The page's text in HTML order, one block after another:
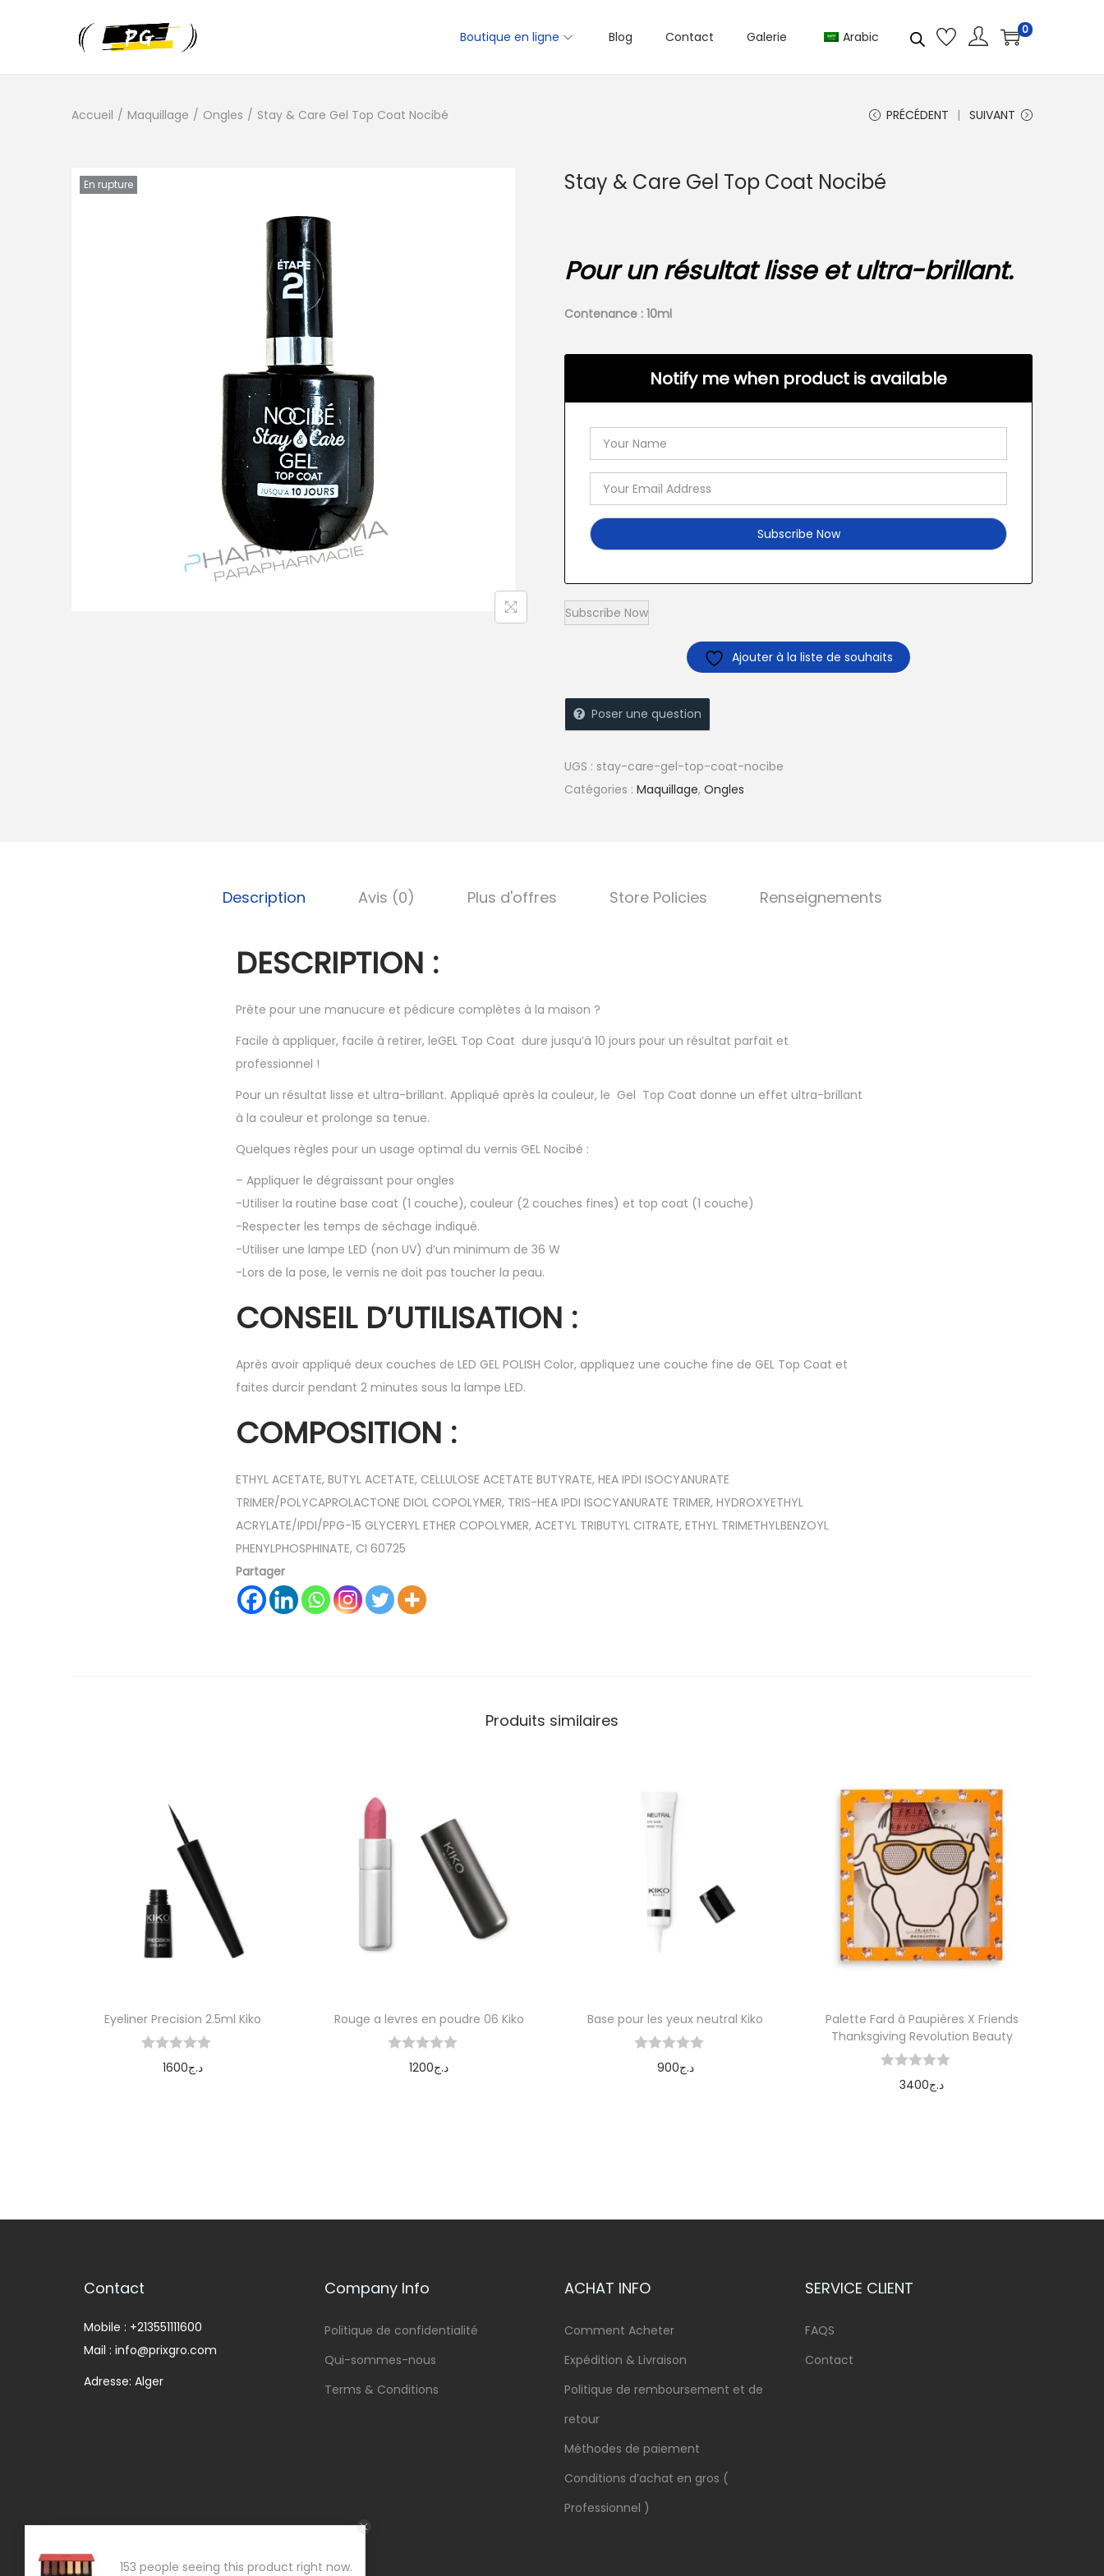
Boutique en ligne Blog Contact Galerie Arabic 0
Accueil / Maquillage / Ongles / Stay & Care Gel Top Coat Nocibé PRÉCÉDENT SUIVANT
En rupture Stay & Care Gel Top Coat Nocibé
Pour un résultat lisse et ultra-brillant.
Contenance : 10ml
Notify me when product is available
Ajouter à la liste de souhaits
Poser une question
UGS : stay-care-gel-top-coat-nocibe
Catégories : Maquillage, Ongles
Description Avis (0) Plus d'offres Store Policies Renseignements
DESCRIPTION :
Prête pour une manucure et pédicure complètes à la maison ?
Facile à appliquer, facile à retirer, leGEL Top Coat dure jusqu’à 10 jours pour un résultat parfait et
professionnel !
Pour un résultat lisse et ultra-brillant. Appliqué après la couleur, le Gel Top Coat donne un effet ultra-brillant
à la couleur et prolonge sa tenue.
Quelques règles pour un usage optimal du vernis GEL Nocibé :
– Appliquer le dégraissant pour ongles
-Utiliser la routine base coat (1 couche), couleur (2 couches fines) et top coat (1 couche)
-Respecter les temps de séchage indiqué.
-Utiliser une lampe LED (non UV) d’un minimum de 36 W
-Lors de la pose, le vernis ne doit pas toucher la peau.
CONSEIL D’UTILISATION :
Après avoir appliqué deux couches de LED GEL POLISH Color, appliquez une couche fine de GEL Top Coat et
faites durcir pendant 2 minutes sous la lampe LED.
COMPOSITION :
ETHYL ACETATE, BUTYL ACETATE, CELLULOSE ACETATE BUTYRATE, HEA IPDI ISOCYANURATE
TRIMER/POLYCAPROLACTONE DIOL COPOLYMER, TRIS-HEA IPDI ISOCYANURATE TRIMER, HYDROXYETHYL
ACRYLATE/IPDI/PPG-15 GLYCERYL ETHER COPOLYMER, ACETYL TRIBUTYL CITRATE, ETHYL TRIMETHYLBENZOYL
PHENYLPHOSPHINATE, CI 60725
Partager
Produits similaires
Eyeliner Precision 2.5ml Kiko
1600د.ج
Rouge a levres en poudre 06 Kiko
1200د.ج
Base pour les yeux neutral Kiko
900د.ج
Palette Fard à Paupières X Friends
Thanksgiving Revolution Beauty
3400د.ج
Contact
Mobile : +213551111600
Mail : info@prixgro.com
Adresse: Alger
Company Info
Politique de confidentialité
Qui-sommes-nous
Terms & Conditions
ACHAT INFO
Comment Acheter
Expédition & Livraison
Politique de remboursement et de
retour
Méthodes de paiement
Conditions d’achat en gros (
Professionnel )
SERVICE CLIENT
FAQS
Contact